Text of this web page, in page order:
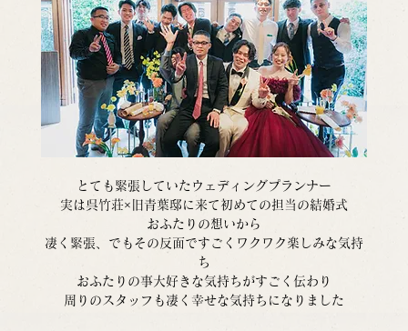
とても緊張していたウェディングプランナー
実は呉竹荘×旧青葉邸に来て初めての担当の結婚式
おふたりの想いから
凄く緊張、でもその反面ですごくワクワク楽しみな気持
ち
おふたりの事大好きな気持ちがすごく伝わり
周りのスタッフも凄く幸せな気持ちになりました